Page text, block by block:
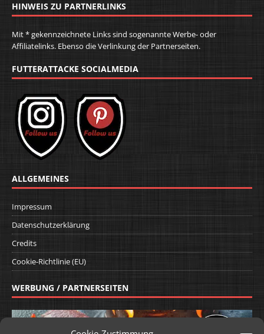
HINWEIS ZU PARTNERLINKS
Mit * gekennzeichnete Links sind sogenannte Werbe- oder
Affiliatelinks. Ebenso die Verlinkung der Partnerseiten.
FUTTERATTACKE SOCIALMEDIA
ALLGEMEINES
Impressum
Datenschutzerklärung
Credits
Cookie-Richtlinie (EU)
WERBUNG / PARTNERSEITEN